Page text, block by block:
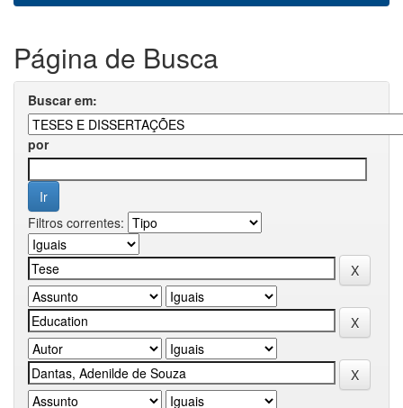
Página de Busca
Buscar em:
por
Filtros correntes: